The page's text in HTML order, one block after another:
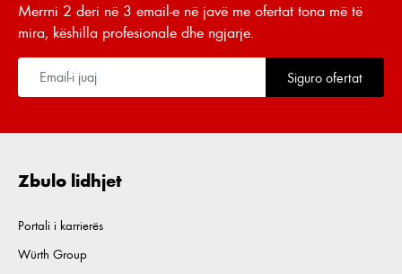
Merrni 2 deri në 3 email-e në javë me ofertat tona më të
mira, këshilla profesionale dhe ngjarje.
Siguro ofertat
Zbulo lidhjet
Portali i karrierës
Würth Group